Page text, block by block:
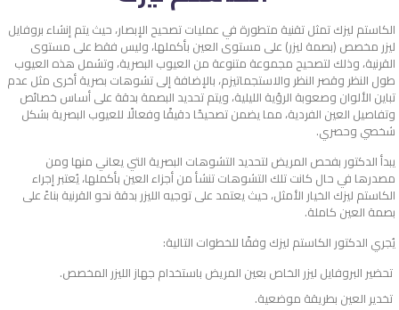
الكاستم ليزك تمثل تقنية متطورة في عمليات تصحيح الإبصار، حيث يتم إنشاء بروفايل
ليزر مخصص (بصمة ليزر) على مستوى العين بأكملها، وليس فقط على مستوى
القرنية، وذلك لتصحيح مجموعة متنوعة من العيوب البصرية، وتشمل هذه العيوب
طول النظر وقصر النظر والاستجماتيزم، بالإضافة إلى تشوهات بصرية أخرى مثل عدم
تباين الألوان وصعوبة الرؤية الليلية، ويتم تحديد البصمة بدقة على أساس خصائص
وتفاصيل العين الفردية، مما يضمن تصحيحًا دقيقًا وفعالًا للعيوب البصرية بشكل
شخصي وحصري.
يبدأ الدكتور بفحص المريض لتحديد التشوهات البصرية التي يعاني منها ومن
مصدرها في حال كانت تلك التشوهات تنشأ من أجزاء العين بأكملها، يُعتبر إجراء
الكاستم ليزك الخيار الأمثل، حيث يعتمد على توجيه الليزر بدقة نحو القرنية بناءً على
بصمة العين كاملة.
يُجري الدكتور الكاستم ليزك وفقًا للخطوات التالية:
تحضير البروفايل ليزر الخاص بعين المريض باستخدام جهاز الليزر المخصص.
تخدير العين بطريقة موضعية.